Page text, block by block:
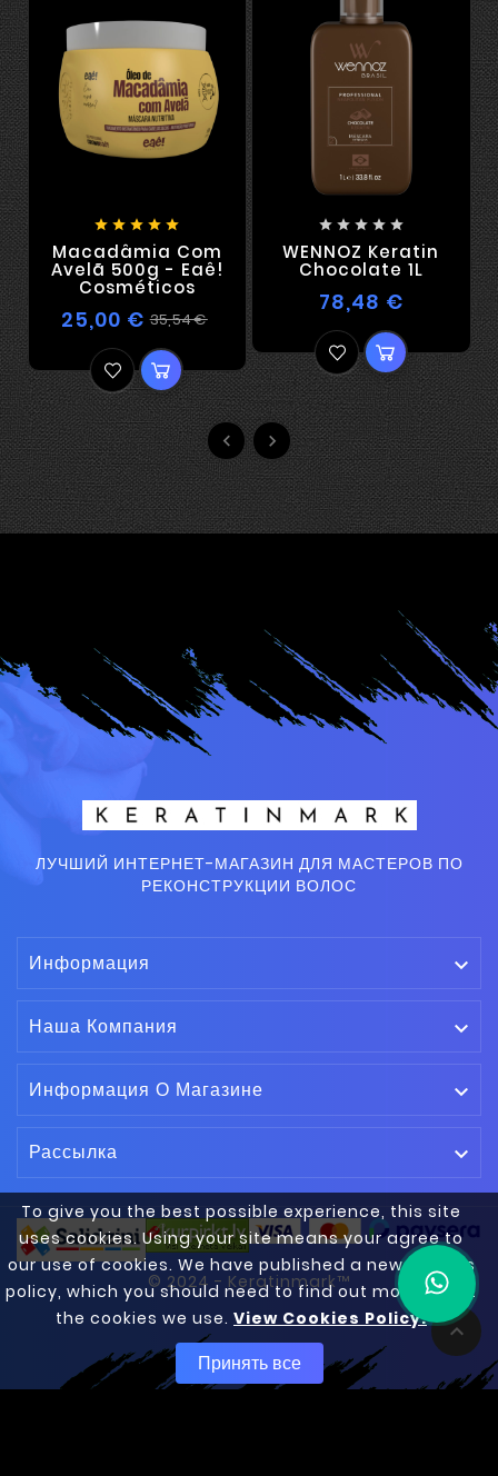
To give you the best possible experience, this site
uses cookies. Using your site means your agree to
our use of cookies. We have published a new cookies
policy, which you should need to find out more about
the cookies we use. View Cookies Policy.
Принять все
    
Macadâmia Com
Avelã 500g - Eaê!
Cosméticos
25,00 € 35,54 €
    
WENNOZ Keratin
Chocolate 1L
78,48 €
 
ЛУЧШИЙ ИНТЕРНЕТ-МАГАЗИН ДЛЯ МАСТЕРОВ ПО
РЕКОНСТРУКЦИИ ВОЛОС
Информация 
Наша Компания 
Информация О Магазине 
Рассылка 

© 2024 - Keratinmark™